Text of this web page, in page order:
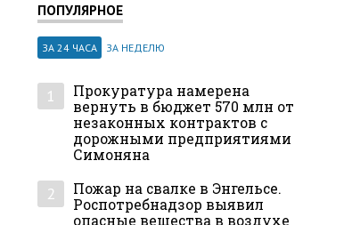
ПОПУЛЯРНОЕ
ЗА 24 ЧАСА ЗА НЕДЕЛЮ
1
Прокуратура намерена
вернуть в бюджет 570 млн от
незаконных контрактов с
дорожными предприятиями
Симоняна
2
Пожар на свалке в Энгельсе.
Роспотребнадзор выявил
опасные вещества в воздухе